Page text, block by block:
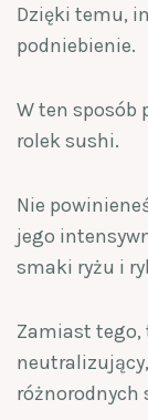
Dzięki temu,
podniebienie.
W ten sposób
rolek sushi.
Nie
jego
smaki ryżu i
Zamiast
różnorodnych